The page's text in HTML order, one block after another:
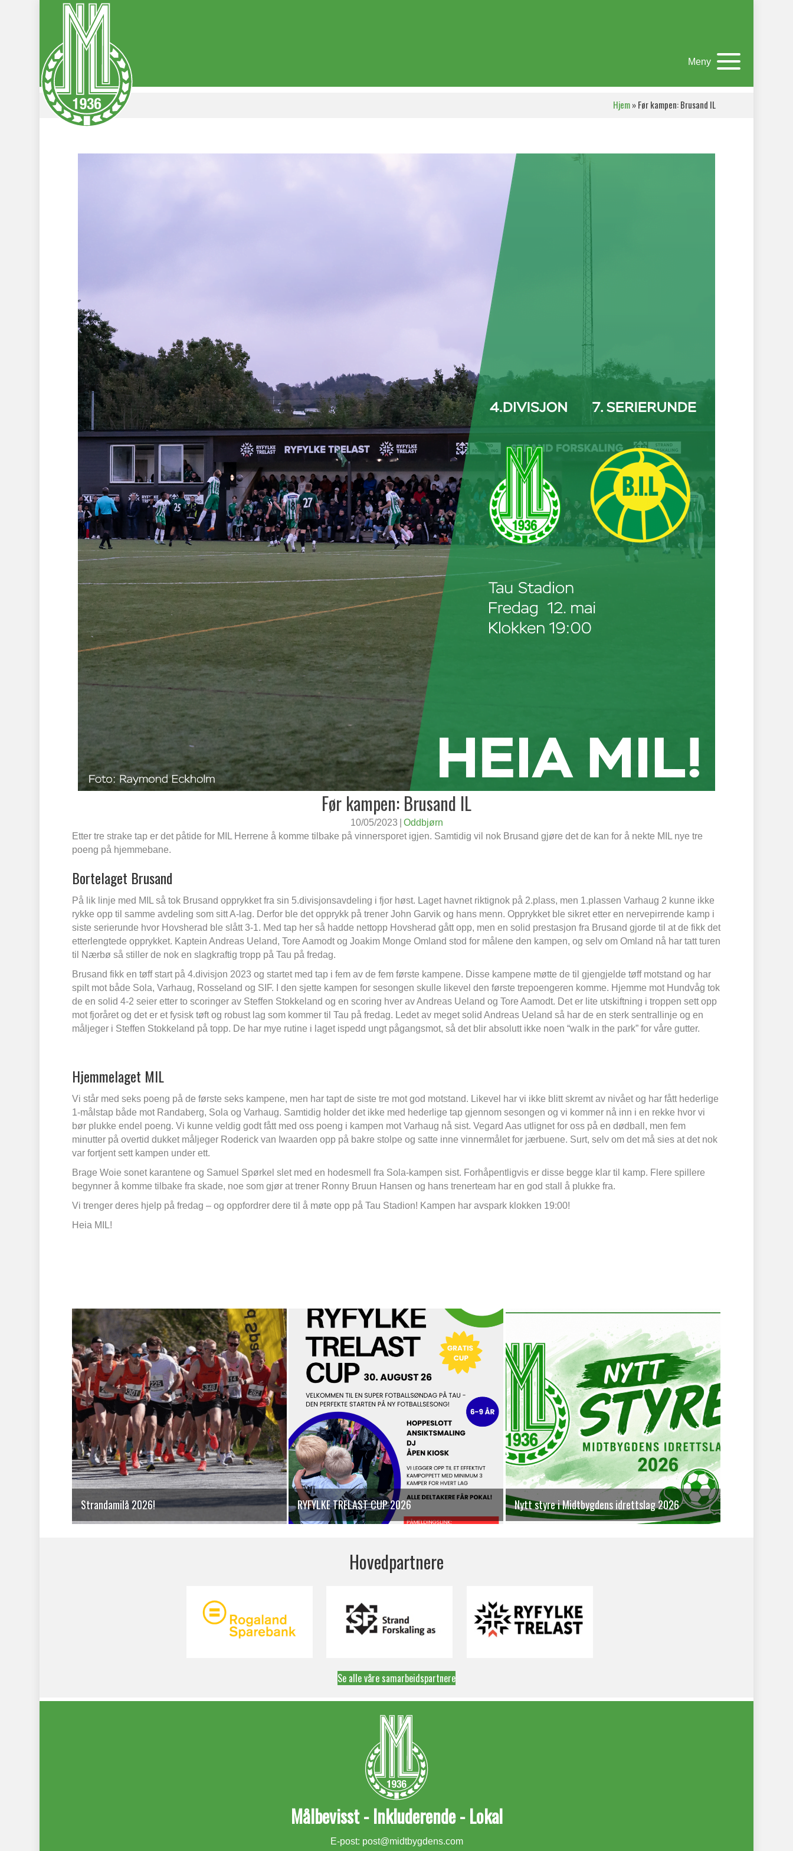
Meny
Hjem»Før kampen: Brusand IL
Før kampen: Brusand IL
10/05/2023
Oddbjørn
Etter tre strake tap er det påtide for MIL Herrene å komme tilbake på vinnersporet igjen. Samtidig vil nok Brusand gjøre det de kan for å nekte MIL nye tre
poeng på hjemmebane.
Bortelaget Brusand
På lik linje med MIL så tok Brusand opprykket fra sin 5.divisjonsavdeling i fjor høst. Laget havnet riktignok på 2.plass, men 1.plassen Varhaug 2 kunne ikke
rykke opp til samme avdeling som sitt A-lag. Derfor ble det opprykk på trener John Garvik og hans menn. Opprykket ble sikret etter en nervepirrende kamp i
siste serierunde hvor Hovsherad ble slått 3-1. Med tap her så hadde nettopp Hovsherad gått opp, men en solid prestasjon fra Brusand gjorde til at de fikk det
etterlengtede opprykket. Kaptein Andreas Ueland, Tore Aamodt og Joakim Monge Omland stod for målene den kampen, og selv om Omland nå har tatt turen
til Nærbø så stiller de nok en slagkraftig tropp på Tau på fredag.
Brusand fikk en tøff start på 4.divisjon 2023 og startet med tap i fem av de fem første kampene. Disse kampene møtte de til gjengjelde tøff motstand og har
spilt mot både Sola, Varhaug, Rosseland og SIF. I den sjette kampen for sesongen skulle likevel den første trepoengeren komme. Hjemme mot Hundvåg tok
de en solid 4-2 seier etter to scoringer av Steffen Stokkeland og en scoring hver av Andreas Ueland og Tore Aamodt. Det er lite utskiftning i troppen sett opp
mot fjoråret og det er et fysisk tøft og robust lag som kommer til Tau på fredag. Ledet av meget solid Andreas Ueland så har de en sterk sentrallinje og en
måljeger i Steffen Stokkeland på topp. De har mye rutine i laget ispedd ungt pågangsmot, så det blir absolutt ikke noen “walk in the park” for våre gutter.
Hjemmelaget MIL
Vi står med seks poeng på de første seks kampene, men har tapt de siste tre mot god motstand. Likevel har vi ikke blitt skremt av nivået og har fått hederlige
1-målstap både mot Randaberg, Sola og Varhaug. Samtidig holder det ikke med hederlige tap gjennom sesongen og vi kommer nå inn i en rekke hvor vi
bør plukke endel poeng. Vi kunne veldig godt fått med oss poeng i kampen mot Varhaug nå sist. Vegard Aas utlignet for oss på en dødball, men fem
minutter på overtid dukket måljeger Roderick van Iwaarden opp på bakre stolpe og satte inne vinnermålet for jærbuene. Surt, selv om det må sies at det nok
var fortjent sett kampen under ett.
Brage Woie sonet karantene og Samuel Spørkel slet med en hodesmell fra Sola-kampen sist. Forhåpentligvis er disse begge klar til kamp. Flere spillere
begynner å komme tilbake fra skade, noe som gjør at trener Ronny Bruun Hansen og hans trenerteam har en god stall å plukke fra.
Vi trenger deres hjelp på fredag – og oppfordrer dere til å møte opp på Tau Stadion! Kampen har avspark klokken 19:00!
Heia MIL!
Strandamilå 2026! RYFYLKE TRELAST CUP 2026 Nytt styre i Midtbygdens idrettslag 2026
Hovedpartnere
Se alle våre samarbeidspartnere
Målbevisst - Inkluderende - Lokal
E-post: post@midtbygdens.com